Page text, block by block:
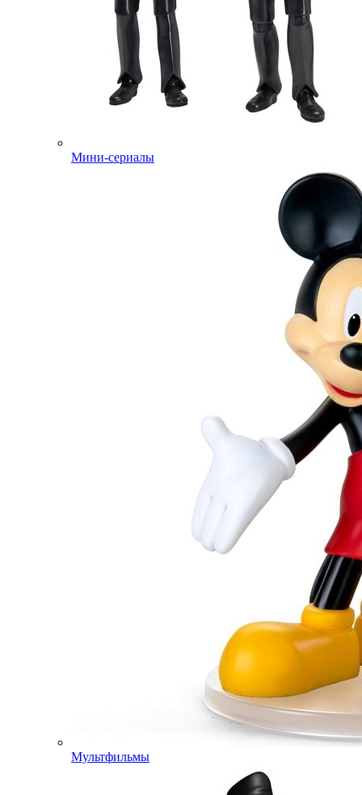
Мини-сериалы
Мультфильмы